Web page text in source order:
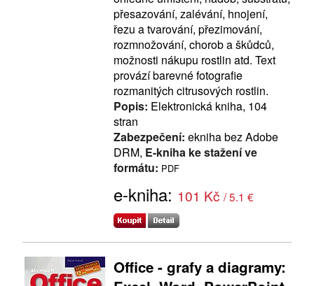
přesazování, zalévání, hnojení,
řezu a tvarování, přezimování,
rozmnožování, chorob a škůdců,
možnosti nákupu rostlin atd. Text
provází barevné fotografie
rozmanitých citrusových rostlin.
Popis: Elektronická kniha, 104
stran
Zabezpečení: ekniha bez Adobe
DRM, E-kniha ke stažení ve
formátu: PDF
e-kniha: 101 Kč / 5.1 €
Office - grafy a diagramy: